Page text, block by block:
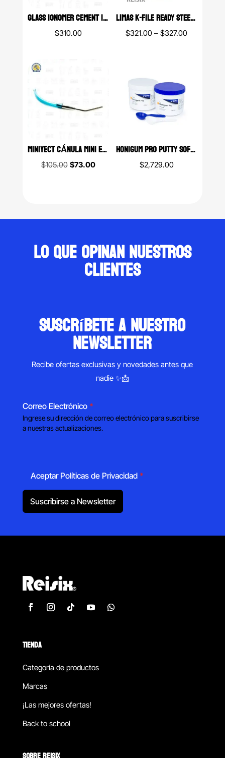
GLASS IONOMER CEMENT IONÓMERO DE VIDRIO RADIOOPACO PRIME DENT 18 GRS, 17.5ML
$310.00
LIMAS K-FILE READY STEEL DENTSPLY MAILLEFER 6 LIMAS
$321.00 – $327.00Price
MINIYECT CÁNULA MINI EYECTOR AUTOCLAVABLE ENDODÓNTICO
$105.00 Original
$73.00Current
HONIGUM PRO PUTTY SOFT MASILLA EXTRA PESADA SILICÓN POR ADICIÓN DMG
$2,729.00
Lo que opinan nuestros
clientes
suscríbete a nuestro
newsletter
Recibe ofertas exclusivas y novedades antes que
nadie ✨📩
Correo Electrónico *
Ingrese su dirección de correo electrónico para suscribirse
a nuestras actualizaciones.
Aceptar Políticas de Privacidad *
Suscribirse a Newsletter
TIENDA
Categoría de productos
Marcas
¡Las mejores ofertas!
Back to school